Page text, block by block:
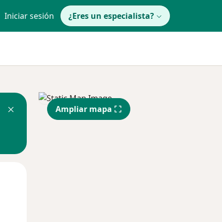
Iniciar sesión ¿Eres un especialista?
Ampliar mapa